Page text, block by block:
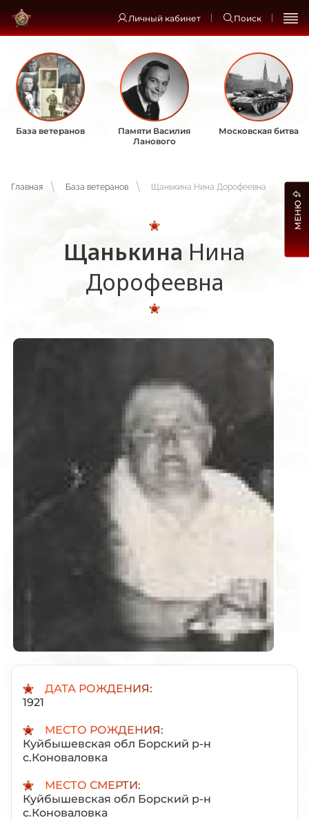
Личный кабинет Поиск
База ветеранов
Памяти Василия
Ланового
Московская битва
Главная База ветеранов Щанькина Нина Дорофеевна
Щанькина Нина
Дорофеевна
ДАТА РОЖДЕНИЯ:
1921
МЕСТО РОЖДЕНИЯ:
Куйбышевская обл Борский р-н
с.Коноваловка
МЕСТО СМЕРТИ:
Куйбышевская обл Борский р-н
с.Коноваловка
МЕНЮ